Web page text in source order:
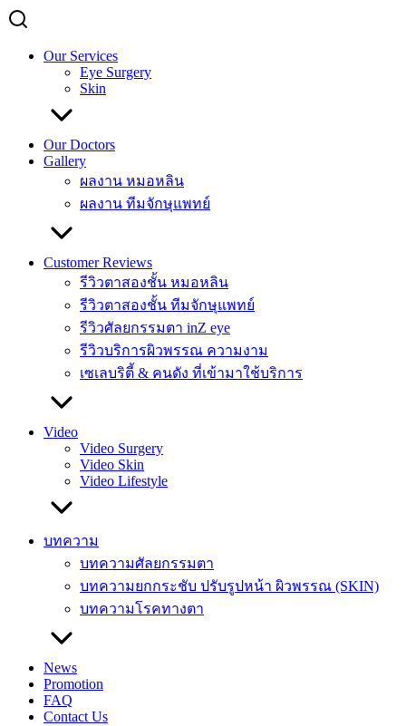
Our Services
Eye Surgery
Skin
Our Doctors
Gallery
ผลงาน หมอหลิน
ผลงาน ทีมจักษุแพทย์
Customer Reviews
รีวิวตาสองชั้น หมอหลิน
รีวิวตาสองชั้น ทีมจักษุแพทย์
รีวิวศัลยกรรมตา inZ eye
รีวิวบริการผิวพรรณ ความงาม
เซเลบริตี้ & คนดัง ที่เข้ามาใช้บริการ
Video
Video Surgery
Video Skin
Video Lifestyle
บทความ
บทความศัลยกรรมตา
บทความยกกระชับ ปรับรูปหน้า ผิวพรรณ (SKIN)
บทความโรคทางตา
News
Promotion
FAQ
Contact Us